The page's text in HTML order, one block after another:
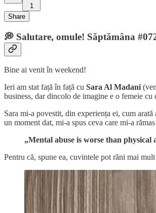
1
Share
💭 Salutare, omule! Săptămâna
Bine ai venit în weekend!
Ieri am stat față în față cu Sara Al Madani
business, dar dincolo de imagine e o femeie cu
Sara mi-a povestit, din experiența ei, cum
un moment dat, mi-a spus ceva care mi-a
„Mental abuse is worse than physical
Pentru că, spune ea, cuvintele pot răni mai